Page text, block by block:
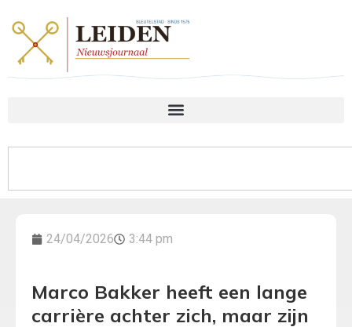
24/04/2026 3:44 pm
Marco Bakker heeft een lange
carrière achter zich, maar zijn